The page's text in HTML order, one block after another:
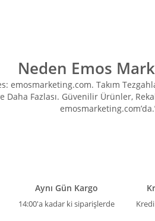
Neden Emos
Takım
Fazlası. Güvenilir Ürünler,
Aynı Gün Kargo
14:00'a kadar ki siparişlerde